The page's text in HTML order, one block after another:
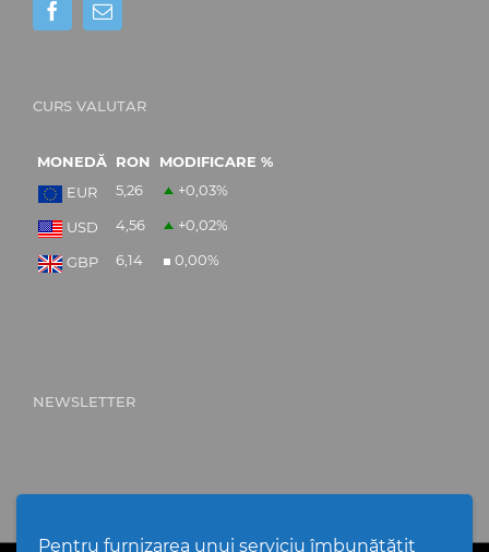
Pentru furnizarea unui serviciu îmbunătățit
CURS VALUTAR
MONEDĂ RON
MODIFICARE %
EUR
5,26 +0,03%
USD 4,56 +0,02%
GBP 6,14 0,00%
NEWSLETTER